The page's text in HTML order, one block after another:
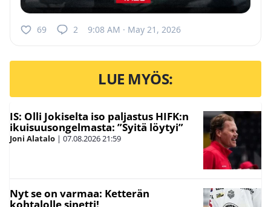
69 2 9:08 AM · May 21, 2026
LUE MYÖS:
IS: Olli Jokiselta iso paljastus HIFK:n
ikuisuusongelmasta: ”Syitä löytyi”
Joni Alatalo | 07.08.2026 21:59
Nyt se on varmaa: Ketterän
kohtalolle sinetti!